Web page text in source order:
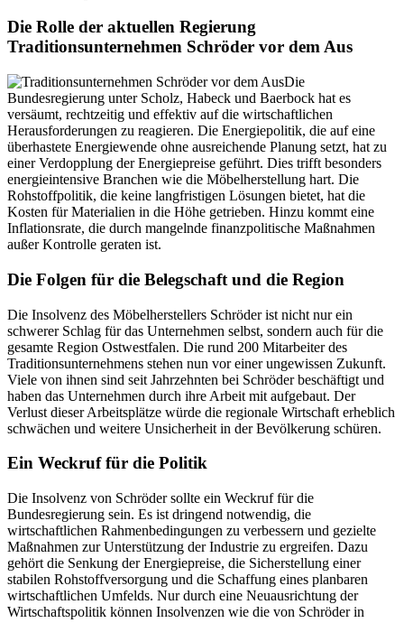
Die Rolle der aktuellen Regierung
Traditionsunternehmen Schröder vor dem Aus
Die
Bundesregierung unter Scholz, Habeck und Baerbock hat es
versäumt, rechtzeitig und effektiv auf die wirtschaftlichen
Herausforderungen zu reagieren. Die Energiepolitik, die auf eine
überhastete Energiewende ohne ausreichende Planung setzt, hat zu
einer Verdopplung der Energiepreise geführt. Dies trifft besonders
energieintensive Branchen wie die Möbelherstellung hart. Die
Rohstoffpolitik, die keine langfristigen Lösungen bietet, hat die
Kosten für Materialien in die Höhe getrieben. Hinzu kommt eine
Inflationsrate, die durch mangelnde finanzpolitische Maßnahmen
außer Kontrolle geraten ist.
Die Folgen für die Belegschaft und die Region
Die Insolvenz des Möbelherstellers Schröder ist nicht nur ein
schwerer Schlag für das Unternehmen selbst, sondern auch für die
gesamte Region Ostwestfalen. Die rund 200 Mitarbeiter des
Traditionsunternehmens stehen nun vor einer ungewissen Zukunft.
Viele von ihnen sind seit Jahrzehnten bei Schröder beschäftigt und
haben das Unternehmen durch ihre Arbeit mit aufgebaut. Der
Verlust dieser Arbeitsplätze würde die regionale Wirtschaft erheblich
schwächen und weitere Unsicherheit in der Bevölkerung schüren.
Ein Weckruf für die Politik
Die Insolvenz von Schröder sollte ein Weckruf für die
Bundesregierung sein. Es ist dringend notwendig, die
wirtschaftlichen Rahmenbedingungen zu verbessern und gezielte
Maßnahmen zur Unterstützung der Industrie zu ergreifen. Dazu
gehört die Senkung der Energiepreise, die Sicherstellung einer
stabilen Rohstoffversorgung und die Schaffung eines planbaren
wirtschaftlichen Umfelds. Nur durch eine Neuausrichtung der
Wirtschaftspolitik können Insolvenzen wie die von Schröder in